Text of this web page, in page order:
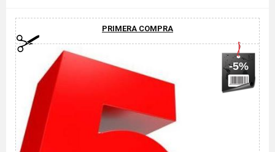
PRIMERA COMPRA
-5%